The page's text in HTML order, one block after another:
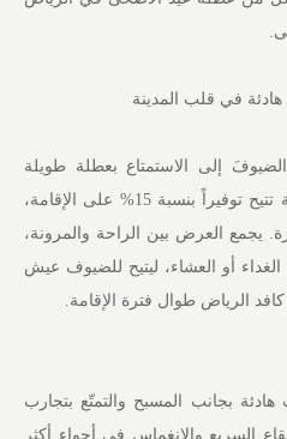
في قلب المدينة
إلى الاستمتاع بعطلة طويلة
بإيقاع أكثر هدوءاً مع أسعار خاصة تتيح توفيراً بنسبة 15% على الإقامة،
يجمع العرض بين الراحة والمرونة،
أو العشاء، ليتيح للضيوف عيش
كافد الرياض طوال فترة الإقامة.
بجانب المسبح والتمتّع بتجارب
السريع والانغماس في أجواء أكثر